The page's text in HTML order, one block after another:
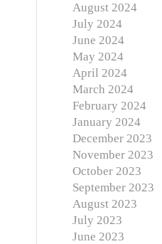
August 2024
July 2024
June 2024
May 2024
April 2024
March 2024
February 2024
January 2024
December 2023
November 2023
October 2023
September 2023
August 2023
July 2023
June 2023